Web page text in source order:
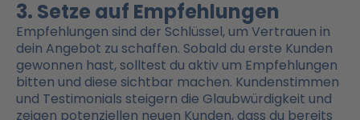
3. Setze auf Empfehlungen
Empfehlungen sind der Schlüssel, um Vertrauen in
dein Angebot zu schaffen. Sobald du erste Kunden
gewonnen hast, solltest du aktiv um Empfehlungen
bitten und diese sichtbar machen. Kundenstimmen
und Testimonials steigern die Glaubwürdigkeit und
zeigen potenziellen neuen Kunden, dass du bereits